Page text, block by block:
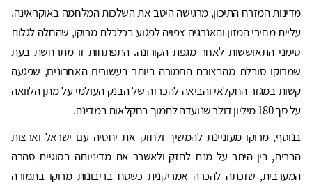
מדינות המזרח התיכון, מרגישה היטב את השלכות המלחמה באוקראינה.
עליית מחירי המזון והאנרגיה צפויה לפגוע בכלכלת מרוקו, שהחלה לגלות
סימני התאוששות לאחר מגפת הקורונה. התפתחות זו מתרחשת בעת
שמרוקו סובלת מהבצורת החמורה ביותר בעשורים האחרונים, שפגעה
קשות במגזר החקלאי והביאה להכרזה של הבנק העולמי על מתן הלוואה
על סך 180 מיליון דולר שנועדה לתמוך בחקלאות במדינה.
בנוסף, מרוקו מעוניינת להמשיך ולחזק את יחסיה עם ישראל וארצות
הברית, בין היתר על מנת לחזק ולאשרר את מדיניותה בסוגיית סהרה
המערבית, שזכתה להכרה אמריקנית כשטח בריבונות מרוקו בתמורה